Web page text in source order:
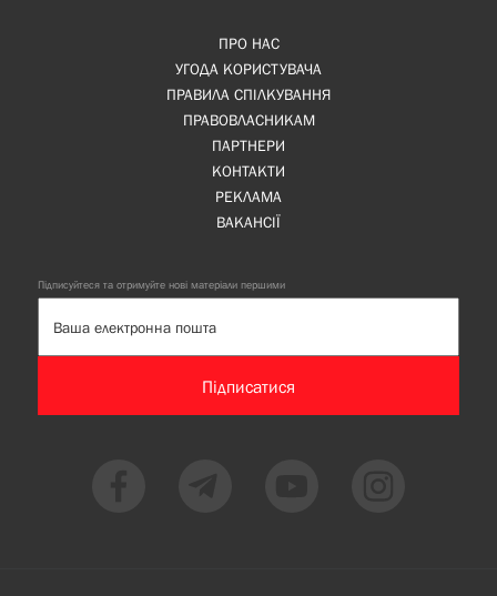
ПРО НАС
УГОДА КОРИСТУВАЧА
ПРАВИЛА СПІЛКУВАННЯ
ПРАВОВЛАСНИКАМ
ПАРТНЕРИ
КОНТАКТИ
РЕКЛАМА
ВАКАНСІЇ
Підписуйтеся та отримуйте нові матеріали першими
Підписатися